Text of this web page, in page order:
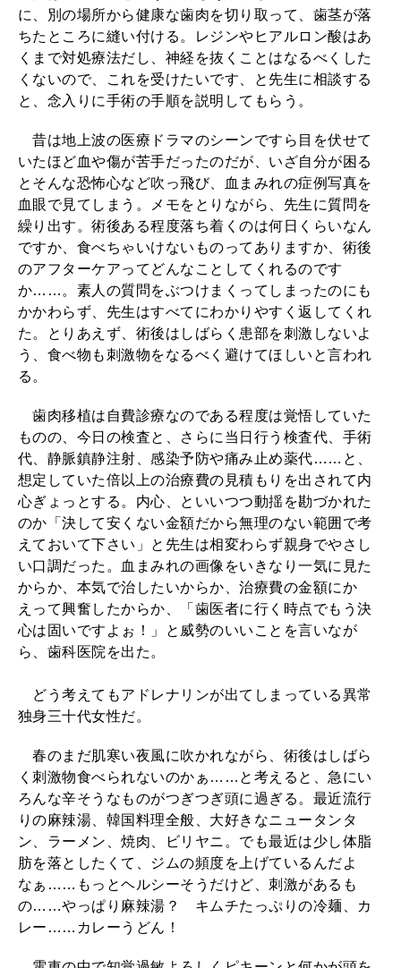
に、別の場所から健康な歯肉を切り取って、歯茎が落
ちたところに縫い付ける。レジンやヒアルロン酸はあ
くまで対処療法だし、神経を抜くことはなるべくした
くないので、これを受けたいです、と先生に相談する
と、念入りに手術の手順を説明してもらう。
昔は地上波の医療ドラマのシーンですら目を伏せて
いたほど血や傷が苦手だったのだが、いざ自分が困る
とそんな恐怖心など吹っ飛び、血まみれの症例写真を
血眼で見てしまう。メモをとりながら、先生に質問を
繰り出す。術後ある程度落ち着くのは何日くらいなん
ですか、食べちゃいけないものってありますか、術後
のアフターケアってどんなことしてくれるのです
か……。素人の質問をぶつけまくってしまったのにも
かかわらず、先生はすべてにわかりやすく返してくれ
た。とりあえず、術後はしばらく患部を刺激しないよ
う、食べ物も刺激物をなるべく避けてほしいと言われ
る。
歯肉移植は自費診療なのである程度は覚悟していた
ものの、今日の検査と、さらに当日行う検査代、手術
代、静脈鎮静注射、感染予防や痛み止め薬代……と、
想定していた倍以上の治療費の見積もりを出されて内
心ぎょっとする。内心、といいつつ動揺を勘づかれた
のか「決して安くない金額だから無理のない範囲で考
えておいて下さい」と先生は相変わらず親身でやさし
い口調だった。血まみれの画像をいきなり一気に見た
からか、本気で治したいからか、治療費の金額にか
えって興奮したからか、「歯医者に行く時点でもう決
心は固いですよぉ！」と威勢のいいことを言いなが
ら、歯科医院を出た。
どう考えてもアドレナリンが出てしまっている異常
独身三十代女性だ。
春のまだ肌寒い夜風に吹かれながら、術後はしばら
く刺激物食べられないのかぁ……と考えると、急にい
ろんな辛そうなものがつぎつぎ頭に過ぎる。最近流行
りの麻辣湯、韓国料理全般、大好きなニュータンタ
ン、ラーメン、焼肉、ビリヤニ。でも最近は少し体脂
肪を落としたくて、ジムの頻度を上げているんだよ
なぁ……もっとヘルシーそうだけど、刺激があるも
の……やっぱり麻辣湯？ キムチたっぷりの冷麺、カ
レー……カレーうどん！